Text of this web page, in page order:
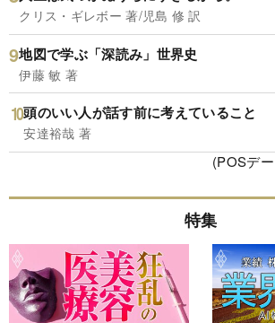
クリス・ギレボー 著/児島 修 訳
地図で学ぶ「深読み」世界史
伊藤 敏 著
頭のいい人が話す前に考えていること
安達裕哉 著
(POSデ
特集